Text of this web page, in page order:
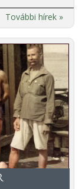
További hírek »